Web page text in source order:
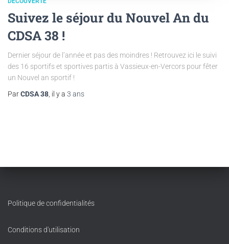
Suivez le séjour du Nouvel An du
CDSA 38 !
Dernier séjour de l’année et pas des moindres ! Retrouvez ici le suivi
des 16 sportifs et sportives partis à Vassieux-en-Vercors pour fêter
un Nouvel an sportif !
ParCDSA 38, il y a 3 ans
Politique de confidentialités
Conditions d'utilisation